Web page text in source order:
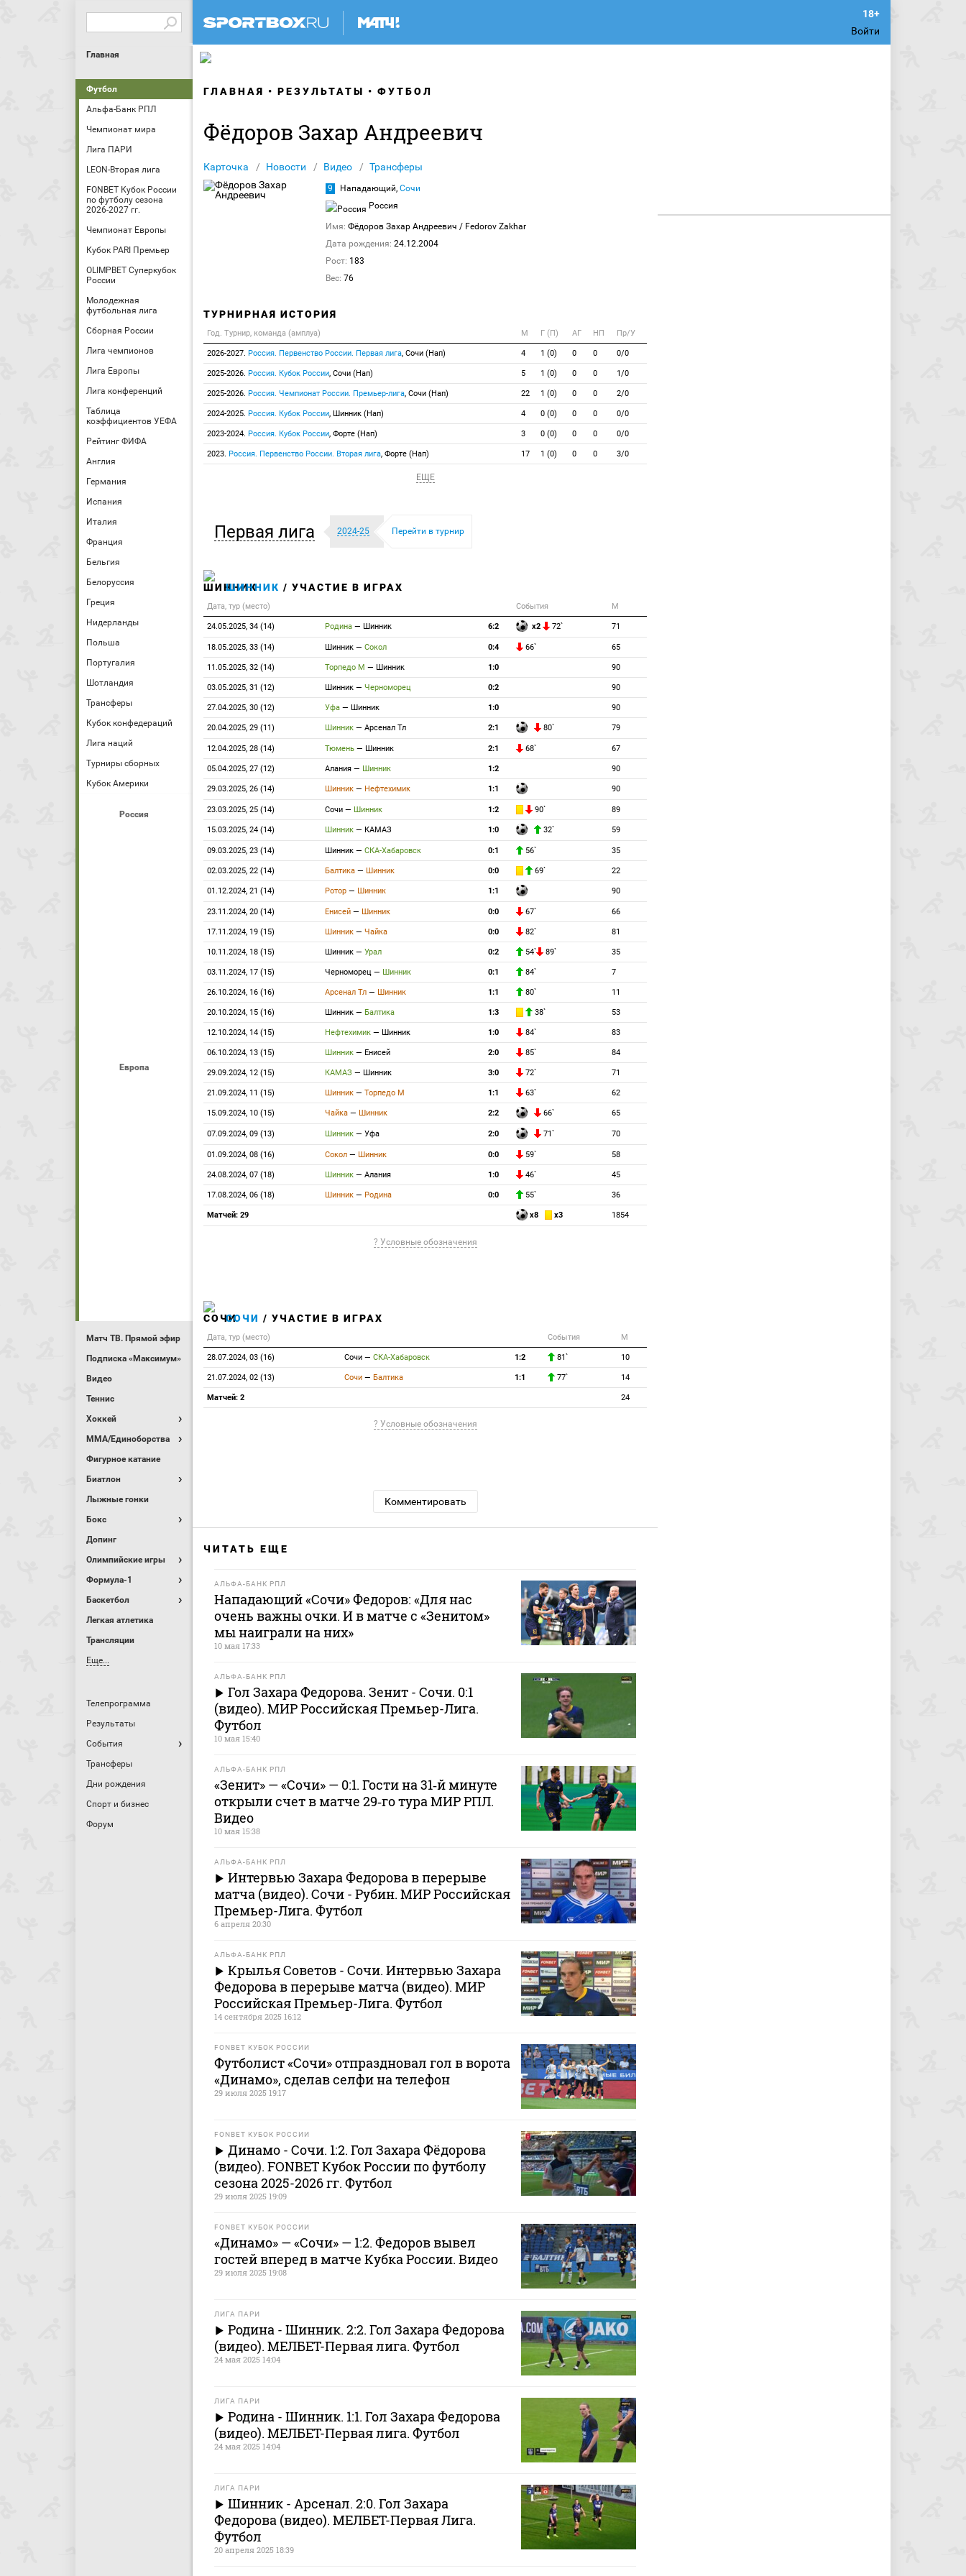
Войти
Главная
Футбол
Альфа-Банк РПЛ
Чемпионат мира
Лига ПАРИ
LEON-Вторая лига
FONBET Кубок России
по футболу сезона
2026-2027 гг.
Чемпионат Европы
Кубок PARI Премьер
OLIMPBET Суперкубок
России
Молодежная
футбольная лига
Сборная России
Лига чемпионов
Лига Европы
Лига конференций
Таблица
коэффициентов УЕФА
Рейтинг ФИФА
Англия
Германия
Испания
Италия
Франция
Бельгия
Белоруссия
Греция
Нидерланды
Польша
Португалия
Шотландия
Трансферы
Кубок конфедераций
Лига наций
Турниры сборных
Кубок Америки
Россия
Европа
Матч ТВ. Прямой эфир
Подписка «Максимум»
Видео
Теннис
Хоккей
MMA/Единоборства
Фигурное катание
Биатлон
Лыжные гонки
Бокс
Допинг
Олимпийские игры
Формула-1
Баскетбол
Легкая атлетика
Трансляции
Еще...
Телепрограмма
Результаты
События
Трансферы
Дни рождения
Спорт и бизнес
Форум
ГЛАВНАЯ РЕЗУЛЬТАТЫ ФУТБОЛ
Фёдоров Захар Андреевич
Карточка Новости Видео Трансферы
9 Нападающий, Сочи
Россия
Имя: Фёдоров Захар Андреевич / Fedorov Zakhar
Дата рождения: 24.12.2004
Рост: 183
Вес: 76
ТУРНИРНАЯ ИСТОРИЯ
Год. Турнир, команда (амплуа) М Г (П) АГ НП Пр/У
2026-2027. Россия. Первенство России. Первая лига, Сочи (Нап) 4 1 (0) 0 0 0/0
2025-2026. Россия. Кубок России, Сочи (Нап) 5 1 (0) 0 0 1/0
2025-2026. Россия. Чемпионат России. Премьер-лига, Сочи (Нап) 22 1 (0) 0 0 2/0
2024-2025. Россия. Кубок России, Шинник (Нап) 4 0 (0) 0 0 0/0
2023-2024. Россия. Кубок России, Форте (Нап) 3 0 (0) 0 0 0/0
2023. Россия. Первенство России. Вторая лига, Форте (Нап) 17 1 (0) 0 0 3/0
ЕЩЕ
Первая лига 2024-25 Перейти в турнир
ШИННИК / УЧАСТИЕ В ИГРАХ
Дата, тур (место) События М
24.05.2025, 34 (14) Родина — Шинник 6:2 x2 72` 71
18.05.2025, 33 (14) Шинник — Сокол 0:4 66` 65
11.05.2025, 32 (14) Торпедо М — Шинник 1:0 90
03.05.2025, 31 (12) Шинник — Черноморец 0:2 90
27.04.2025, 30 (12) Уфа — Шинник 1:0 90
20.04.2025, 29 (11) Шинник — Арсенал Тл 2:1 80` 79
12.04.2025, 28 (14) Тюмень — Шинник 2:1 68` 67
05.04.2025, 27 (12) Алания — Шинник 1:2 90
29.03.2025, 26 (14) Шинник — Нефтехимик 1:1 90
23.03.2025, 25 (14) Сочи — Шинник 1:2 90` 89
15.03.2025, 24 (14) Шинник — КАМАЗ 1:0 32` 59
09.03.2025, 23 (14) Шинник — СКА-Хабаровск 0:1 56` 35
02.03.2025, 22 (14) Балтика — Шинник 0:0 69` 22
01.12.2024, 21 (14) Ротор — Шинник 1:1 90
23.11.2024, 20 (14) Енисей — Шинник 0:0 67` 66
17.11.2024, 19 (15) Шинник — Чайка 0:0 82` 81
10.11.2024, 18 (15) Шинник — Урал 0:2 54` 89` 35
03.11.2024, 17 (15) Черноморец — Шинник 0:1 84` 7
26.10.2024, 16 (16) Арсенал Тл — Шинник 1:1 80` 11
20.10.2024, 15 (16) Шинник — Балтика 1:3 38` 53
12.10.2024, 14 (15) Нефтехимик — Шинник 1:0 84` 83
06.10.2024, 13 (15) Шинник — Енисей 2:0 85` 84
29.09.2024, 12 (15) КАМАЗ — Шинник 3:0 72` 71
21.09.2024, 11 (15) Шинник — Торпедо М 1:1 63` 62
15.09.2024, 10 (15) Чайка — Шинник 2:2 66` 65
07.09.2024, 09 (13) Шинник — Уфа 2:0 71` 70
01.09.2024, 08 (16) Сокол — Шинник 0:0 59` 58
24.08.2024, 07 (18) Шинник — Алания 1:0 46` 45
17.08.2024, 06 (18) Шинник — Родина 0:0 55` 36
Матчей: 29 x8 x3 1854
? Условные обозначения
СОЧИ / УЧАСТИЕ В ИГРАХ
Дата, тур (место) События М
28.07.2024, 03 (16) Сочи — СКА-Хабаровск 1:2 81` 10
21.07.2024, 02 (13) Сочи — Балтика 1:1 77` 14
Матчей: 2 24
? Условные обозначения
Комментировать
ЧИТАТЬ ЕЩЕ
АЛЬФА-БАНК РПЛ
Нападающий «Сочи» Федоров: «Для нас
очень важны очки. И в матче с «Зенитом»
мы наиграли на них»
10 мая 17:33
АЛЬФА-БАНК РПЛ
Гол Захара Федорова. Зенит - Сочи. 0:1
(видео). МИР Российская Премьер-Лига.
Футбол
10 мая 15:40
АЛЬФА-БАНК РПЛ
«Зенит» — «Сочи» — 0:1. Гости на 31‑й минуте
открыли счет в матче 29‑го тура МИР РПЛ.
Видео
10 мая 15:38
АЛЬФА-БАНК РПЛ
Интервью Захара Федорова в перерыве
матча (видео). Сочи - Рубин. МИР Российская
Премьер-Лига. Футбол
6 апреля 20:30
АЛЬФА-БАНК РПЛ
Крылья Советов - Сочи. Интервью Захара
Федорова в перерыве матча (видео). МИР
Российская Премьер-Лига. Футбол
14 сентября 2025 16:12
FONBET КУБОК РОССИИ
Футболист «Сочи» отпраздновал гол в ворота
«Динамо», сделав селфи на телефон
29 июля 2025 19:17
FONBET КУБОК РОССИИ
Динамо - Сочи. 1:2. Гол Захара Фёдорова
(видео). FONBET Кубок России по футболу
сезона 2025-2026 гг. Футбол
29 июля 2025 19:09
FONBET КУБОК РОССИИ
«Динамо» — «Сочи» — 1:2. Федоров вывел
гостей вперед в матче Кубка России. Видео
29 июля 2025 19:08
ЛИГА ПАРИ
Родина - Шинник. 2:2. Гол Захара Федорова
(видео). МЕЛБЕТ-Первая лига. Футбол
24 мая 2025 14:04
ЛИГА ПАРИ
Родина - Шинник. 1:1. Гол Захара Федорова
(видео). МЕЛБЕТ-Первая лига. Футбол
24 мая 2025 14:04
ЛИГА ПАРИ
Шинник - Арсенал. 2:0. Гол Захара
Федорова (видео). МЕЛБЕТ-Первая Лига.
Футбол
20 апреля 2025 18:39